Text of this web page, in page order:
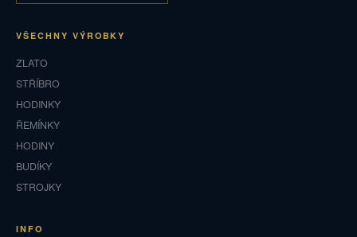
VŠECHNY VÝROBKY
ZLATO
STŘÍBRO
HODINKY
ŘEMÍNKY
HODINY
BUDÍKY
STROJKY
INFO